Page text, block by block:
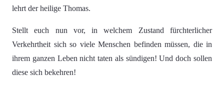
lehrt der heilige Thomas.
Stellt euch nun vor, in welchem Zustand fürchterlicher
Verkehrtheit sich so viele Menschen befinden müssen, die in
ihrem ganzen Leben nicht taten als sündigen! Und doch sollen
diese sich bekehren!